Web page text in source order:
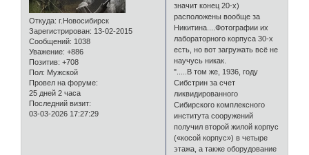
Откуда: г.Новосибирск
Зарегистрирован: 13-02-2015
Сообщений: 1038
Уважение: +886
Позитив: +708
Пол: Мужской
Провел на форуме:
25 дней 2 часа
Последний визит:
03-03-2026 17:27:29
значит конец 20-х)
расположены вообще за
Никитина....Фотографии их
лабораторного корпуса 30-х
есть, но вот загружать всё не
научусь никак.
".....В том же, 1936, году
Сибстрин за счет
ликвидированного
Сибирского комплексного
института сооружений
получил второй жилой корпус
(«косой корпус») в четыре
этажа, а также оборудование